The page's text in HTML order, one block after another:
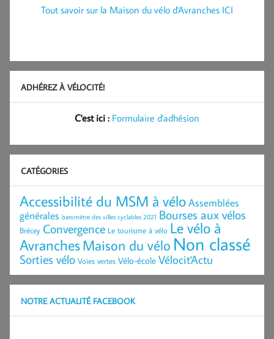
Tout savoir sur la Maison du vélo d'Avranches ICI
ADHÉREZ À VÉLOCITÉ!
C'est ici : Formulaire d'adhésion
CATÉGORIES
Accessibilité du MSM à véloAssemblées
générales baromètre des villes cyclables 2021 Bourses aux vélos
Brécey Convergence Le tourisme à vélo Le vélo à
AvranchesMaison du vélo Non classé
Sorties vélo Voies vertes Vélo-école Vélocit'Actu
NOTRE ACTUALITÉ FACEBOOK